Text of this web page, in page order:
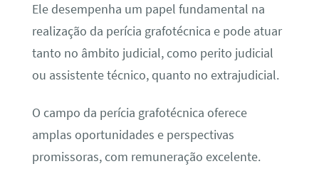
Ele desempenha um papel fundamental na
realização da perícia grafotécnica e pode atuar
tanto no âmbito judicial, como perito judicial
ou assistente técnico, quanto no extrajudicial.
O campo da perícia grafotécnica oferece
amplas oportunidades e perspectivas
promissoras, com remuneração excelente.